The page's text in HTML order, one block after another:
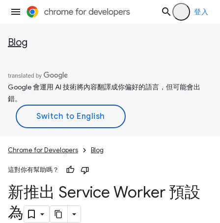
登入
Blog
Google 會運用 AI 技術將內容翻譯成你偏好的語言，但可能會出
錯。
Chrome for Developers Blog
這對你有幫助嗎？
新推出 Service Worker 預設
為